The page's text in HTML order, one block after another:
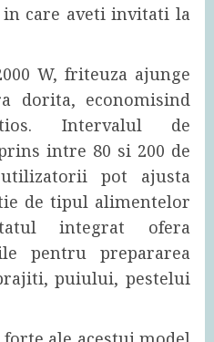
care aveti invitati la
W, friteuza ajunge
dorita, economisind
Intervalul de
intre 80 si 200 de
pot ajusta
de tipul alimentelor
integrat ofera
pentru prepararea
puiului, pestelui